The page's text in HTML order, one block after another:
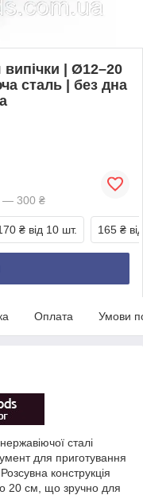
| Ø12–20
сталь | без дна
— 300 ₴
₴ від 10 шт. 165 ₴
Оплата Умови
сталі
для приготування
конструкція
20 см, що зручно для